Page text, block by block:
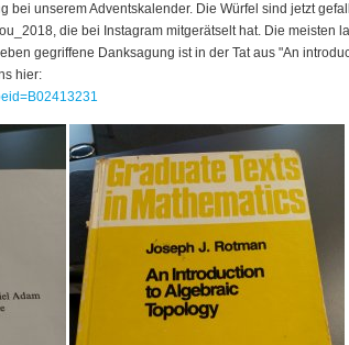
bei unserem Adventskalender. Die Würfel sind jetzt
die bei Instagram mitgerätselt hat. Die meisten
gegriffene Danksagung ist in der Tat aus "An
hier: